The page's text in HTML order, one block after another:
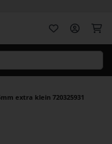
extra klein 720325931